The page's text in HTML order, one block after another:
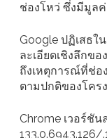
ช่องโหว่ ซึ่งมีมูล
Google ปฏิเสธใ
ละเอียดเชิงลึกข
ถึงเหตุการณ์ที่ช่อ
ตามปกติของโคร
Chrome เวอร์ชั